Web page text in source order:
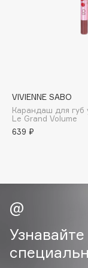
Catrice
Celimax
Clarins Precious
Clive Christian
Club De Nuit
VIVIENNE SABO
Карандаш для губ
Le Grand Volume
639 ₽